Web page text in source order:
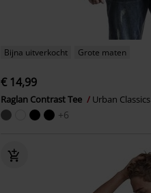
Bijna uitverkocht Grote maten
€ 14,99
Raglan Contrast Tee Urban Classics
+6